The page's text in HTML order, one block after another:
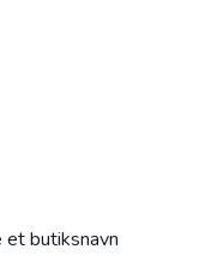
et butiksnavn